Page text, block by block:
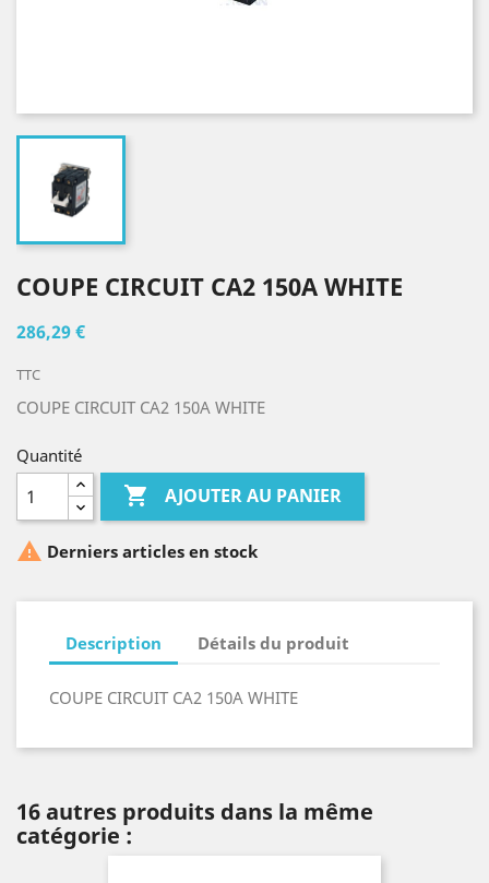
COUPE CIRCUIT CA2 150A WHITE
286,29 €
TTC
COUPE CIRCUIT CA2 150A WHITE
Quantité
 AJOUTER AU PANIER
 Derniers articles en stock
Description Détails du produit
COUPE CIRCUIT CA2 150A WHITE
16 autres produits dans la même
catégorie :